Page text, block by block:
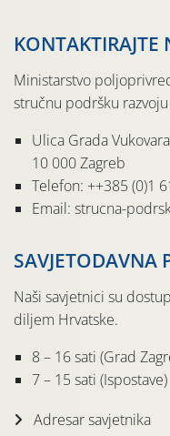
KONTAKTIRAJTE
Ministarstvo
stručnu podršku
Ulica Grada
10 000 Zagreb
Telefon: ++385 (0)1
Email: strucna-
SAVJETODAVNA
Naši savjetnici su
diljem Hrvatske.
8 – 16 sati (Grad
7 – 15 sati (Ispostave)
Adresar savjetnika